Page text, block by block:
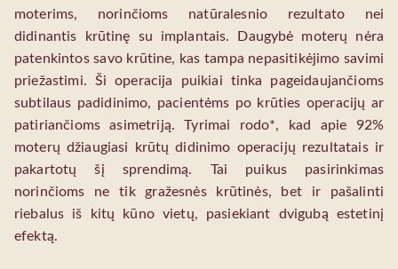
moterims, norinčioms natūralesnio rezultato nei
didinantis krūtinę su implantais. Daugybė moterų nėra
patenkintos savo krūtine, kas tampa nepasitikėjimo savimi
priežastimi. Ši operacija puikiai tinka pageidaujančioms
subtilaus padidinimo, pacientėms po krūties operacijų ar
patiriančioms asimetriją. Tyrimai rodo*, kad apie 92%
moterų džiaugiasi krūtų didinimo operacijų rezultatais ir
pakartotų šį sprendimą. Tai puikus pasirinkimas
norinčioms ne tik gražesnės krūtinės, bet ir pašalinti
riebalus iš kitų kūno vietų, pasiekiant dvigubą estetinį
efektą.